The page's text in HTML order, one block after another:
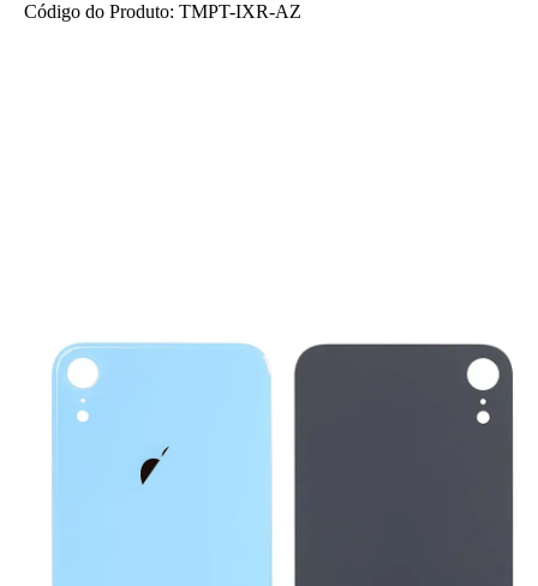
Código do Produto: TMPT-IXR-AZ